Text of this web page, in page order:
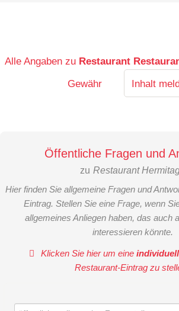
Alle Angaben zu Restaurant
Gewähr
Inhalt
Öffentliche Fragen und
zu Restaurant
Hier finden Sie allgemeine Fragen und
Eintrag. Stellen Sie eine Frage, wenn
allgemeines Anliegen haben, das auch
interessieren könnte.
Klicken Sie hier um eine
Restaurant-Eintrag zu